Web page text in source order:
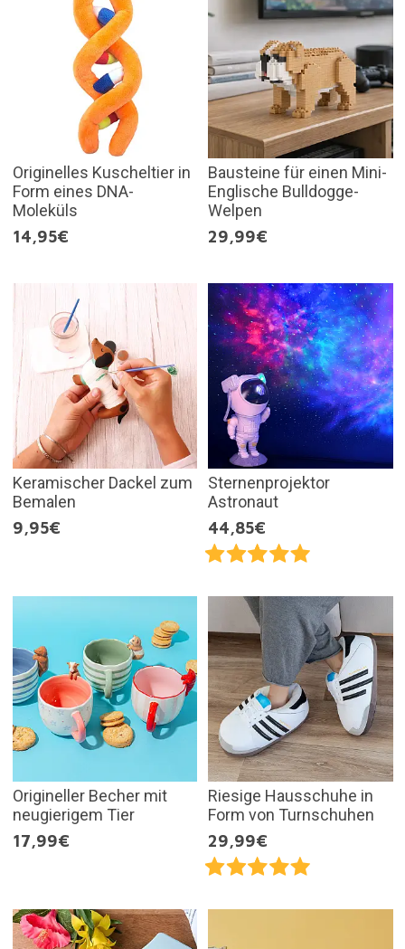
Originelles Kuscheltier in
Form eines DNA-
Moleküls
14,95€
Bausteine für einen Mini-
Englische Bulldogge-
Welpen
29,99€
Keramischer Dackel zum
Bemalen
9,95€
Sternenprojektor
Astronaut
44,85€
Origineller Becher mit
neugierigem Tier
17,99€
Riesige Hausschuhe in
Form von Turnschuhen
29,99€